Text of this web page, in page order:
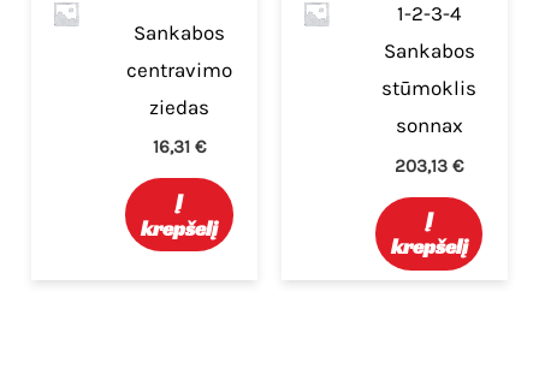
Sankabos
centravimo
ziedas
16,31 €
Į
krepšelį
1-2-3-4
Sankabos
stūmoklis
sonnax
203,13€
Į
krepšelį